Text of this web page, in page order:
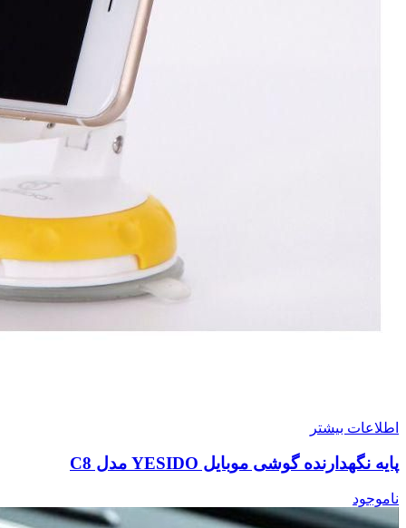
اطلاعات بیشتر
پایه نگهدارنده گوشی موبایل YESIDO مدل C8
ناموجود